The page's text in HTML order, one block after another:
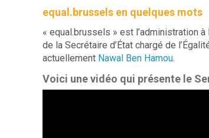
equal.brussels en quelques mots
« equal.brussels » est l’administration
de la Secrétaire d’État chargé de
actuellement Nawal Ben Hamou.
Voici une vidéo qui présente le